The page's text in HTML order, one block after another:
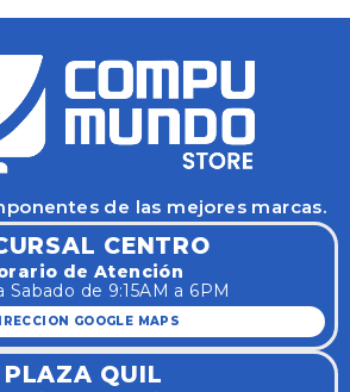
de las mejores marcas.
CENTRO
de Atención
Sabado de 9:15AM a 6PM
GOOGLE MAPS
PLAZA QUIL